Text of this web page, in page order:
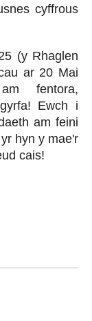
cyffrous
(y Rhaglen
ar 20 Mai
fentora,
Ewch i
am feini
hyn y mae'r
cais!